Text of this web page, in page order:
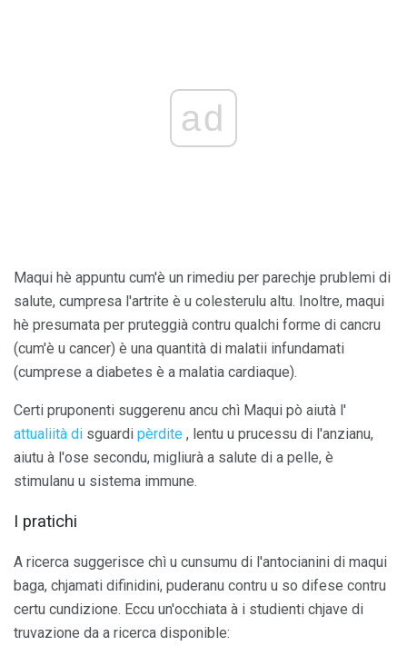
ad
Maqui hè appuntu cum'è un rimediu per parechje prublemi di
salute, cumpresa l'artrite è u colesterulu altu. Inoltre, maqui
hè presumata per pruteggià contru qualchi forme di cancru
(cum'è u cancer) è una quantità di malatii infundamati
(cumprese a diabetes è a malatia cardiaque).
Certi pruponenti suggerenu ancu chì Maqui pò aiutà l'
attualiità di sguardi pèrdite , lentu u prucessu di l'anzianu,
aiutu à l'ose secondu, migliurà a salute di a pelle, è
stimulanu u sistema immune.
I pratichi
A ricerca suggerisce chì u cunsumu di l'antocianini di maqui
baga, chjamati difinidini, puderanu contru u so difese contru
certu cundizione. Eccu un'occhiata à i studienti chjave di
truvazione da a ricerca disponible: